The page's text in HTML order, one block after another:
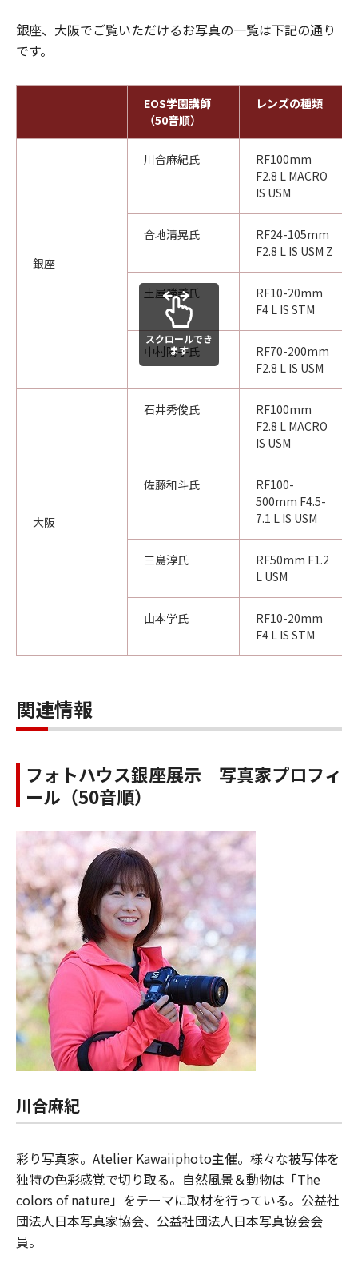
銀座、大阪でご覧いただけるお写真の一覧は下記の通り
です。
EOS学園講師
（50音順）
レンズの種類
銀座
川合麻紀氏
RF100mm
F2.8 L MACRO
IS USM
合地清晃氏
RF24-105mm
F2.8 L IS USM Z
土屋勝義氏
RF10-20mm
F4 L IS STM
中村陽子氏
RF70-200mm
F2.8 L IS USM
大阪
石井秀俊氏
RF100mm
F2.8 L MACRO
IS USM
佐藤和斗氏
RF100-
500mm F4.5-
7.1 L IS USM
三島淳氏
RF50mm F1.2
L USM
山本学氏
RF10-20mm
F4 L IS STM
スクロールでき
ます
関連情報
フォトハウス銀座展示 写真家プロフィ
ール（50音順）
川合麻紀
彩り写真家。Atelier Kawaiiphoto主催。様々な被写体を
独特の色彩感覚で切り取る。自然風景＆動物は「The
colors of nature」をテーマに取材を行っている。公益社
団法人日本写真家協会、公益社団法人日本写真協会会
員。